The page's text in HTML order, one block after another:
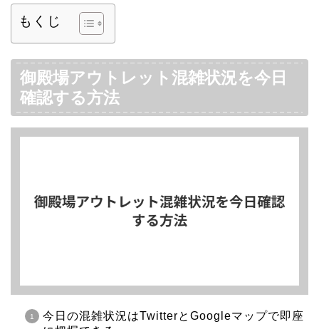
もくじ
御殿場アウトレット混雑状況を今日
確認する方法
今日の混雑状況はTwitterとGoogleマップで即座